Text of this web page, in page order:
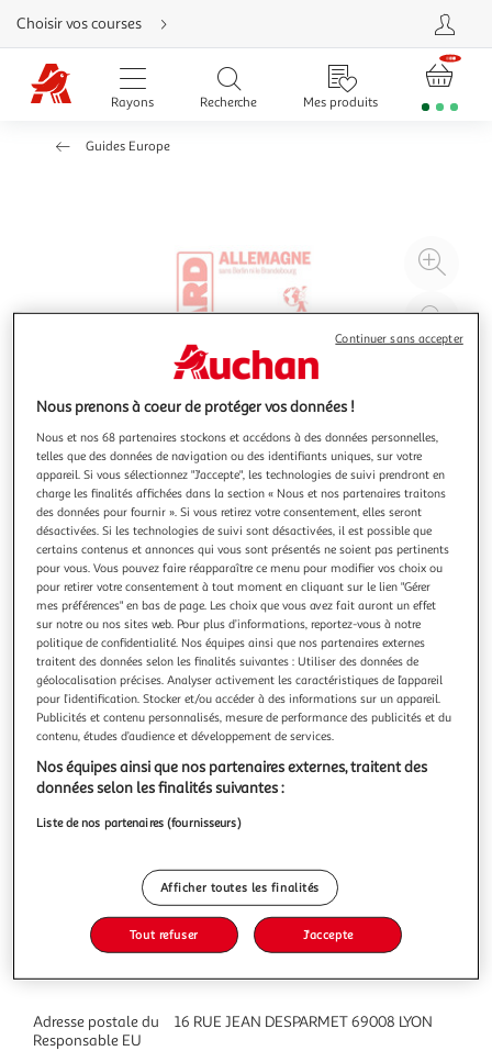
Aller
directement
au
contenu
Aller
directement
Aller
Choisir vos courses
Rayons Recherche Mes produits
Guides Europe
à
ALLEMAGNE. SANS BERLIN, NI LE BRANDEBOURG,
EDITION 2025-2026, Le Routard
Nouvelle mise à jour du Routard, le guide de voyage n°1 en
France ! Majesté de la cathédrale de Cologne, vestiges
romains à Trèves, fête de la bière à Munich, châteaux de
Louis II en Bavière, concerts de Bach à Leipzig ou entrepôts
rénovés sur le port de Hambourg, la variété des richesses
En savoir +
Vous voulez connaître le prix de ce produit ?
Afficher le prix
Caractéristiques
Adresse postale du
Responsable EU
16 RUE JEAN DESPARMET 69008 LYON
Nous prenons à coeur de protéger vos données !
Nous et nos 68 partenaires stockons et accédons à des données personnelles,
telles que des données de navigation ou des identifiants uniques, sur votre
appareil. Si vous sélectionnez "J'accepte", les technologies de suivi prendront en
charge les finalités affichées dans la section « Nous et nos partenaires traitons
des données pour fournir ». Si vous retirez votre consentement, elles seront
désactivées. Si les technologies de suivi sont désactivées, il est possible que
certains contenus et annonces qui vous sont présentés ne soient pas pertinents
pour vous. Vous pouvez faire réapparaître ce menu pour modifier vos choix ou
pour retirer votre consentement à tout moment en cliquant sur le lien "Gérer
mes préférences" en bas de page. Les choix que vous avez fait auront un effet
sur notre ou nos sites web. Pour plus d’informations, reportez-vous à notre
politique de confidentialité. Nos équipes ainsi que nos partenaires externes
traitent des données selon les finalités suivantes : Utiliser des données de
géolocalisation précises. Analyser activement les caractéristiques de l’appareil
pour l’identification. Stocker et/ou accéder à des informations sur un appareil.
Publicités et contenu personnalisés, mesure de performance des publicités et du
contenu, études d’audience et développement de services.
Nos équipes ainsi que nos partenaires externes, traitent des
données selon les finalités suivantes :
Liste de nos partenaires (fournisseurs)
Afficher toutes les finalités
Tout refuser J'accepte
Continuer sans accepter